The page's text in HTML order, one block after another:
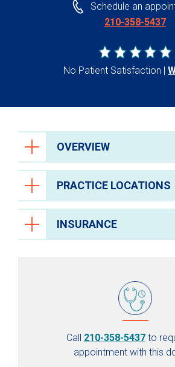
Schedule an
210-358-5437
No Patient Satisfaction
OVERVIEW
PRACTICE LOCATIONS
INSURANCE
Call 210-358-5437 to
appointment with this